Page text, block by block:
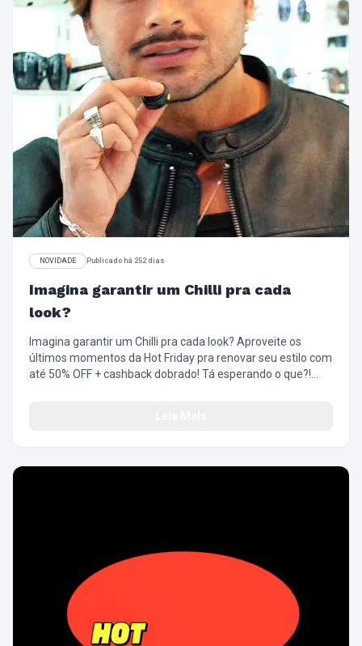
NOVIDADE Publicado há 252 dias
Imagina garantir um Chilli pra cada
look?
Imagina garantir um Chilli pra cada look? Aproveite os
últimos momentos da Hot Friday pra renovar seu estilo com
até 50% OFF + cashback dobrado! Tá esperando o que?!